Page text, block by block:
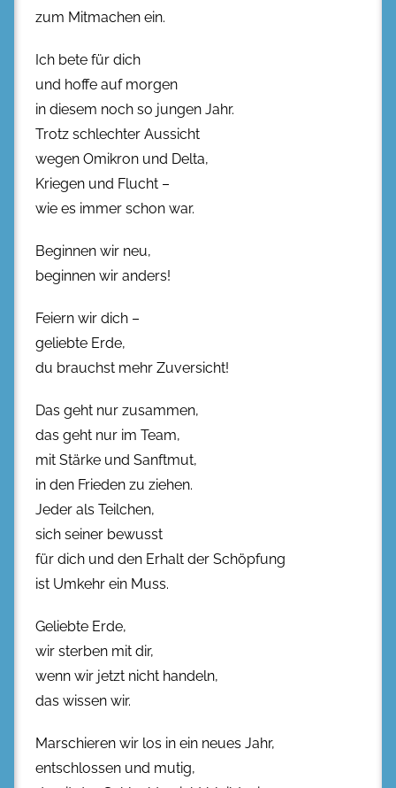
zum Mitmachen ein.
Ich bete für dich
und hoffe auf morgen
in diesem noch so jungen Jahr.
Trotz schlechter Aussicht
wegen Omikron und Delta,
Kriegen und Flucht –
wie es immer schon war.
Beginnen wir neu,
beginnen wir anders!
Feiern wir dich –
geliebte Erde,
du brauchst mehr Zuversicht!
Das geht nur zusammen,
das geht nur im Team,
mit Stärke und Sanftmut,
in den Frieden zu ziehen.
Jeder als Teilchen,
sich seiner bewusst
für dich und den Erhalt der Schöpfung
ist Umkehr ein Muss.
Geliebte Erde,
wir sterben mit dir,
wenn wir jetzt nicht handeln,
das wissen wir.
Marschieren wir los in ein neues Jahr,
entschlossen und mutig,